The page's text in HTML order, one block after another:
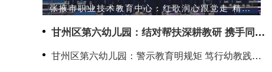
张掖市职业技术教育中心：红歌润心跟党走 精技
甘州区第六幼儿园：结对帮扶深耕教研 携手同行
聚力成长
甘州区第六幼儿园：警示教育明规矩 笃行幼教践初